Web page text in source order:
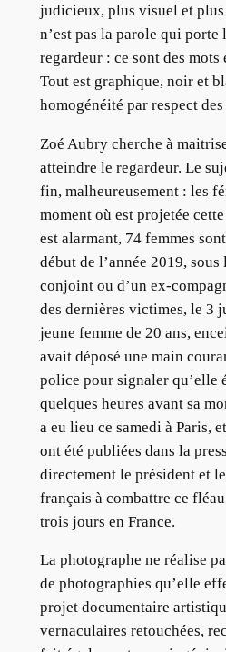
judicieux, plus visuel et
n’est pas la parole qui porte
regardeur : ce sont des
Tout est graphique, noir et
homogénéité par respect
Zoé Aubry cherche à
atteindre le regardeur. Le
fin, malheureusement : les
moment où est projetée
est alarmant, 74 femmes
début de l’année 2019, sous
conjoint ou d’un ex-
des dernières victimes, le 3
jeune femme de 20 ans,
avait déposé une main
police pour signaler qu’elle
quelques heures avant sa
a eu lieu ce samedi à Paris,
ont été publiées dans la
directement le président et
français à combattre ce
trois jours en France.
La photographe ne réalise
de photographies qu’elle
projet documentaire
vernaculaires retouchées,